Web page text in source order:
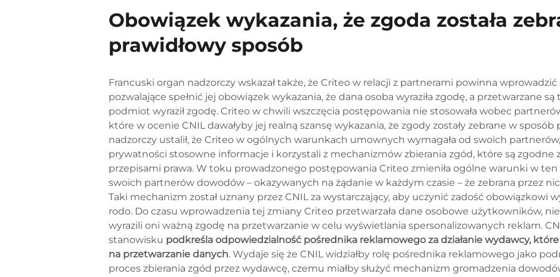
Obowiązek wykazania, że zgoda została
prawidłowy sposób
Francuski organ nadzorczy wskazał także, że Criteo w relacji z partnerami powinna
pozwalające spełnić jej obowiązek wykazania, że dana osoba wyraziła zgodę, a przetwarzane
podmiot wyraził zgodę. Criteo w chwili wszczęcia postępowania nie stosowała wobec
które w ocenie CNIL dawałyby jej realną szansę wykazania, że zgody zostały zebrane w sposób
nadzorczy ustalił, że Criteo w ogólnych warunkach umownych wymagała od swoich
prywatności stosowne informacje i korzystali z mechanizmów zbierania zgód, które są zgodne
przepisami prawa. W toku prowadzonego postępowania Criteo zmieniła ogólne warunki w ten
swoich partnerów dowodów – okazywanych na żądanie w każdym czasie – że zebrana przez
Taki mechanizm został uznany przez CNIL za wystarczający, aby uczynić zadość obowiązkowi
rodo. Do czasu wprowadzenia tej zmiany Criteo przetwarzała dane osobowe użytkowników,
wyrazili oni ważną zgodę na przetwarzanie w celu wyświetlania spersonalizowanych reklam.
stanowisku podkreśla odpowiedzialność pośrednika reklamowego za działanie wydawcy,
na przetwarzanie danych. Wydaje się że CNIL widziałby rolę pośrednika reklamowego jako
proces zbierania zgód przez wydawcę, czemu miałby służyć mechanizm gromadzenia